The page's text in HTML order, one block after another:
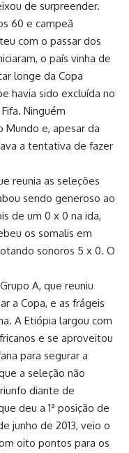
de surpreender.
60 e campeã
com o passar dos
o país vinha de
longe da Copa
havia sido excluída no
Ninguém
Mundo e, apesar da
a tentativa de fazer
reunia as seleções
sendo generoso ao
de um 0 x 0 na ida,
os somalis em
sonoros 5 x 0. O
A, que reuniu
a Copa, e as frágeis
A Etiópia largou com
e se aproveitou
para segurar a
a seleção não
diante de
deu a 1ª posição de
junho de 2013, veio o
oito pontos para os